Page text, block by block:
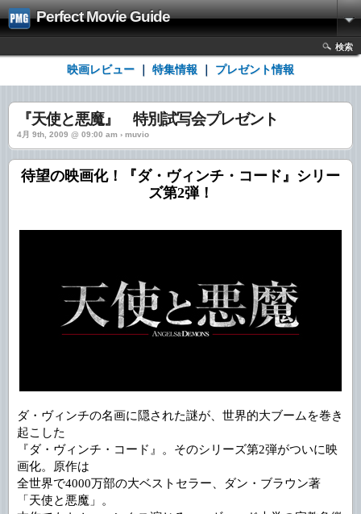
Perfect Movie Guide
検索
映画レビュー 特集情報 プレゼント情報
『天使と悪魔』 特別試写会プレゼント
4月 9th, 2009 @ 09:00 am › muvio
待望の映画化！『ダ・ヴィンチ・コード』シリー
ズ第2弾！
ダ・ヴィンチの名画に隠された謎が、世界的大ブームを巻き
起こした
『ダ・ヴィンチ・コード』。そのシリーズ第2弾がついに映
画化。原作は
全世界で4000万部の大ベストセラー、ダン・ブラウン著
「天使と悪魔」。